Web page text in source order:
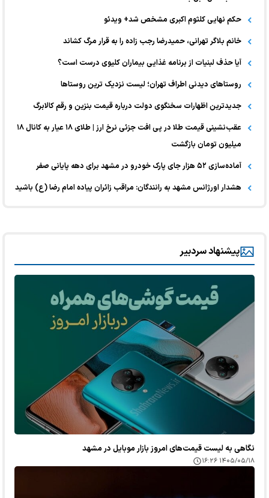
حکم نهایی کلثوم اکبری مشخص شد+ ویدئو
خانم بلاگر تهرانی، حمیدرضا رجب زاده را به قرار مرگ کشاند
آیا حذف لبنیات از برنامه غذایی بیماران کلیوی درست است؟
روستاهای دیدنی اطراف تهران؛ لیست نزدیک ترین روستاها
جدیدترین اظهارات سخنگوی دولت درباره قیمت بنزین و رقم کالابرگ
عقب‌نشینی قیمت طلا در پی افت جزئی نرخ ارز | طلای ۱۸ عیار به کانال ۱۸
میلیون تومان بازگشت
آماده‌سازی ۵۲ هزار جای پارک خودرو در مشهد برای دهه پایانی صفر
هشدار اورژانس مشهد به رانندگان: مراقب زائران پیاده امام رضا (ع) باشید
پیشنهاد سردبیر
نگاهی به لیست قیمت‌های امروز بازار موبایل در مشهد
۱۴۰۵/۰۵/۱۸ ۱۶:۲۶